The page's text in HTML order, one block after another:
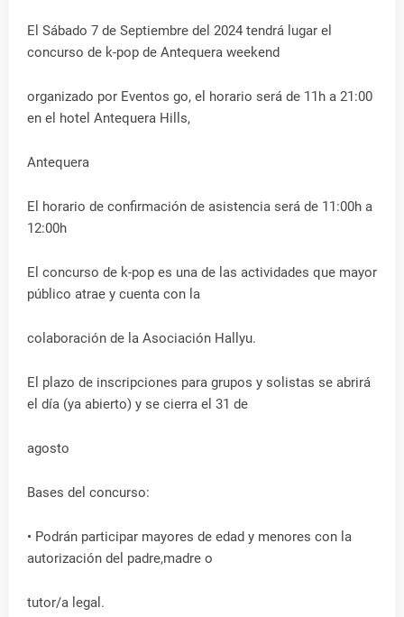
El Sábado 7 de Septiembre del 2024 tendrá lugar el
concurso de k-pop de Antequera weekend
organizado por Eventos go, el horario será de 11h a 21:00
en el hotel Antequera Hills,
Antequera
El horario de confirmación de asistencia será de 11:00h a
12:00h
El concurso de k-pop es una de las actividades que mayor
público atrae y cuenta con la
colaboración de la Asociación Hallyu.
El plazo de inscripciones para grupos y solistas se abrirá
el día (ya abierto) y se cierra el 31 de
agosto
Bases del concurso:
• Podrán participar mayores de edad y menores con la
autorización del padre,madre o
tutor/a legal.